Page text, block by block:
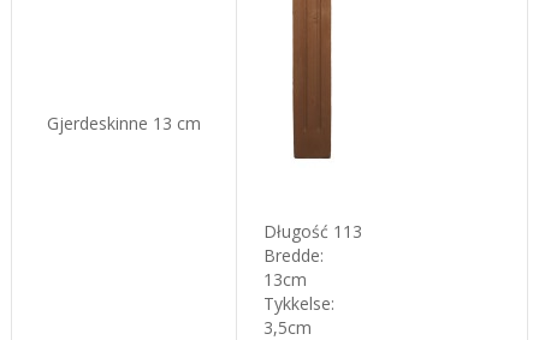
Gjerdeskinne 13 cm
Długość 113
Bredde:
13cm
Tykkelse:
3,5cm